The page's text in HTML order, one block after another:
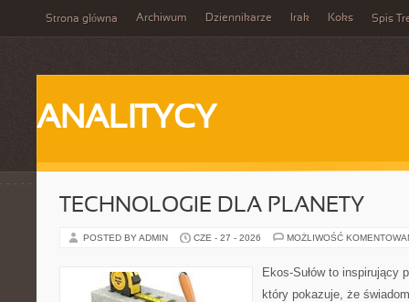
Strona główna Archiwum Dziennikarze Irak Koks Spis
ANALITYCY
TECHNOLOGIE DLA PLANETY
POSTED BY ADMIN CZE - 27 - 2026 MOŻLIWOŚĆ
Ekos-Sułów to inspirujący
który pokazuje, że